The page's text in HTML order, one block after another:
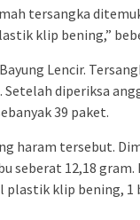
tersangka
klip bening,”
Lencir.
diperiksa
39 paket.
haram tersebut.
seberat 12,18 gram.
plastik klip bening, 1